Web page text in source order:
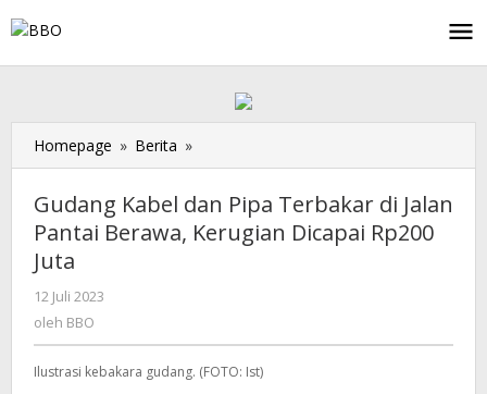
ke
Homepage » Berita »
Kabel
Pipa
Terbakar
Kerugian
Dicapai
Gudang Kabel dan Pipa Terbakar di Jalan
Pantai Berawa, Kerugian Dicapai Rp200
Juta
12 Juli 2023
oleh BBO
Ilustrasi kebakara gudang. (FOTO: Ist)